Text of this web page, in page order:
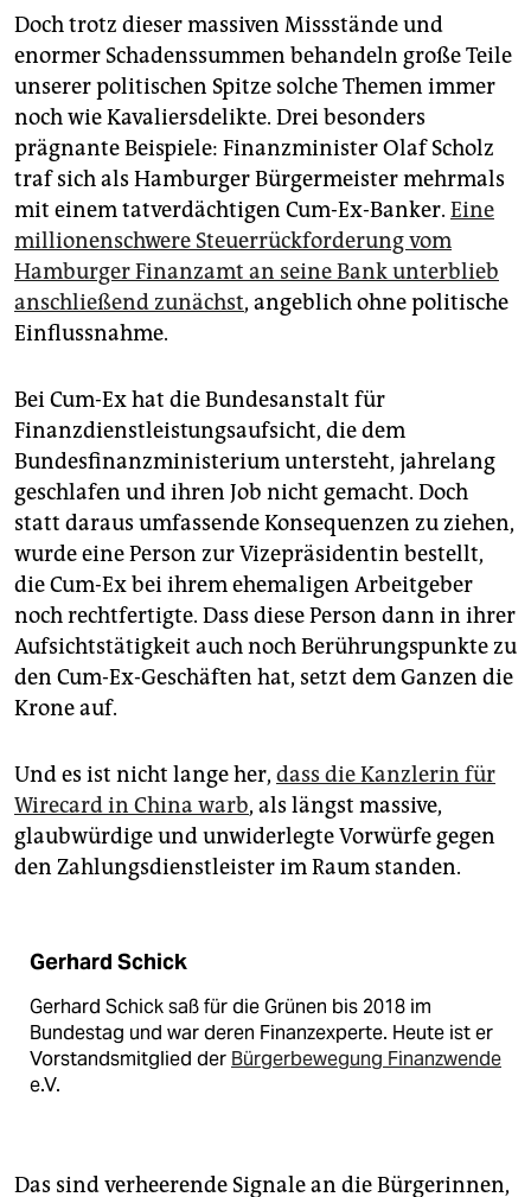
Doch trotz dieser massiven Missstände und
enormer Schadenssummen behandeln große Teile
unserer politischen Spitze solche Themen immer
noch wie Kavaliersdelikte. Drei besonders
prägnante Beispiele: Finanzminister Olaf Scholz
traf sich als Hamburger Bürgermeister mehrmals
mit einem tatverdächtigen Cum-Ex-Banker. Eine
millionenschwere Steuerrückforderung vom
Hamburger Finanzamt an seine Bank unterblieb
anschließend zunächst, angeblich ohne politische
Einflussnahme.
Bei Cum-Ex hat die Bundesanstalt für
Finanzdienstleistungsaufsicht, die dem
Bundesfinanzministerium untersteht, jahrelang
geschlafen und ihren Job nicht gemacht. Doch
statt daraus umfassende Konsequenzen zu ziehen,
wurde eine Person zur Vizepräsidentin bestellt,
die Cum-Ex bei ihrem ehemaligen Arbeitgeber
noch rechtfertigte. Dass diese Person dann in ihrer
Aufsichtstätigkeit auch noch Berührungspunkte zu
den Cum-Ex-Geschäften hat, setzt dem Ganzen die
Krone auf.
Und es ist nicht lange her, dass die Kanzlerin für
Wirecard in China warb, als längst massive,
glaubwürdige und unwiderlegte Vorwürfe gegen
den Zahlungsdienstleister im Raum standen.
Gerhard Schick
Gerhard Schick saß für die Grünen bis 2018 im
Bundestag und war deren Finanzexperte. Heute ist er
Vorstandsmitglied der Bürgerbewegung Finanzwende
e.V.
Das sind verheerende Signale an die Bürgerinnen,